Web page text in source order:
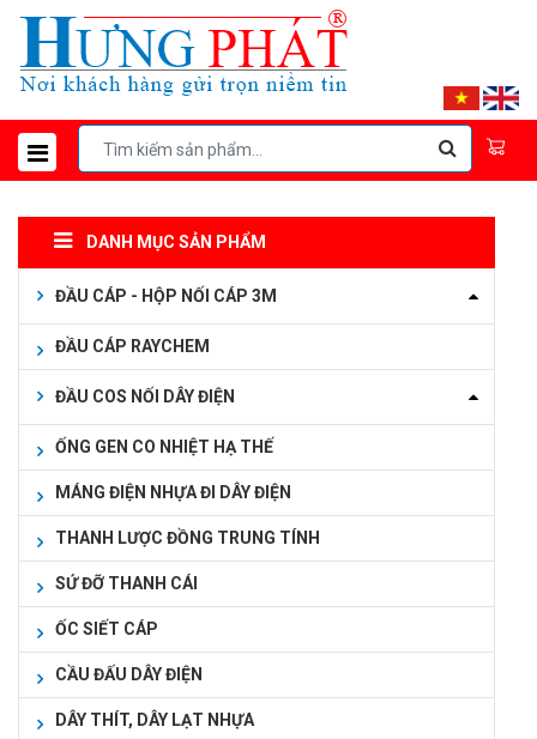
DANH MỤC SẢN PHẨM
ĐẦU CÁP - HỘP NỐI CÁP 3M
ĐẦU CÁP RAYCHEM
ĐẦU COS NỐI DÂY ĐIỆN
ỐNG GEN CO NHIỆT HẠ THẾ
MÁNG ĐIỆN NHỰA ĐI DÂY ĐIỆN
THANH LƯỢC ĐỒNG TRUNG TÍNH
SỨ ĐỠ THANH CÁI
ỐC SIẾT CÁP
CẦU ĐẤU DÂY ĐIỆN
DÂY THÍT, DÂY LẠT NHỰA